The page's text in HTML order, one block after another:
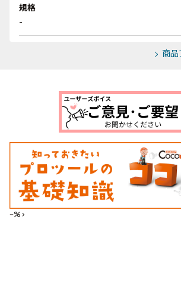
規格
-
商品
--%>